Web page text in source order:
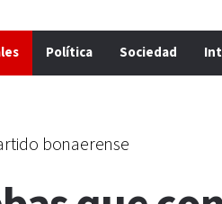
Política Sociedad
bonaerense